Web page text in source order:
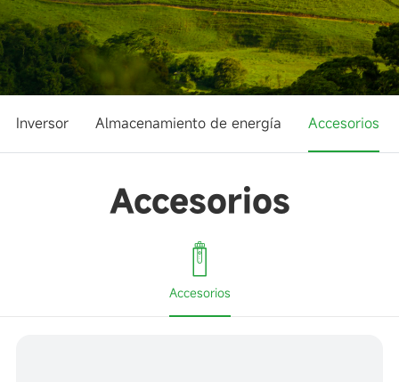
Inversor Almacenamiento de energía Accesorios
Accesorios
Accesorios